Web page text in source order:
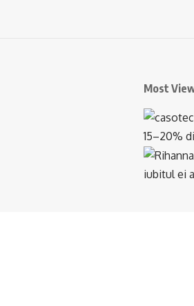
Most
15–20%
iubitul ei